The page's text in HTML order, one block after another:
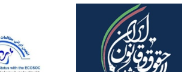
حقوق و هنر